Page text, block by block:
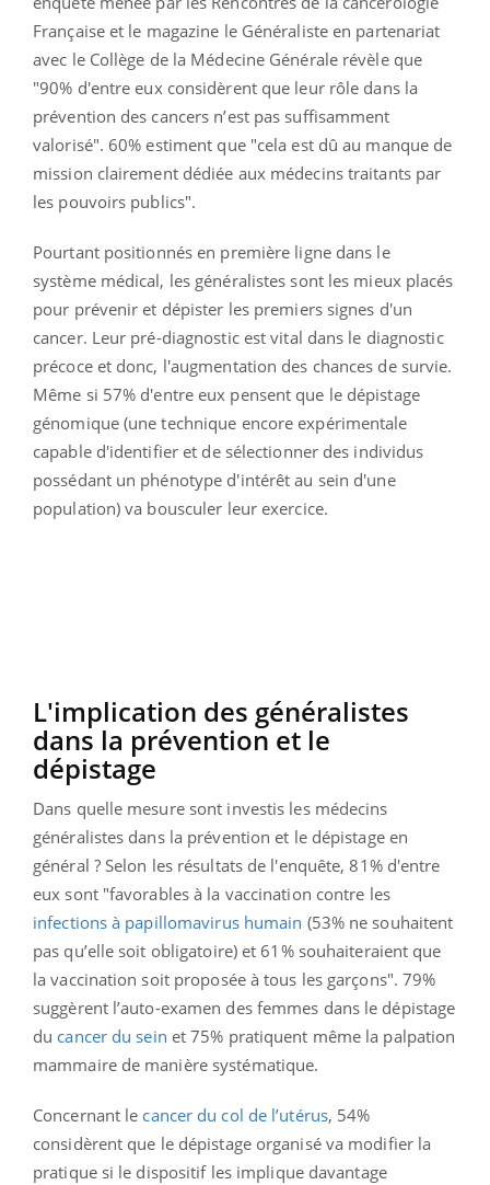
Française et le magazine le Généraliste en partenariat
avec le Collège de la Médecine Générale révèle que
"90% d'entre eux considèrent que leur rôle dans la
prévention des cancers n’est pas suffisamment
valorisé". 60% estiment que "cela est dû au manque de
mission clairement dédiée aux médecins traitants par
les pouvoirs publics".
Pourtant positionnés en première ligne dans le
système médical, les généralistes sont les mieux placés
pour prévenir et dépister les premiers signes d'un
cancer. Leur pré-diagnostic est vital dans le diagnostic
précoce et donc, l'augmentation des chances de survie.
Même si 57% d'entre eux pensent que le dépistage
génomique (une technique encore expérimentale
capable d'identifier et de sélectionner des individus
possédant un phénotype d'intérêt au sein d'une
population) va bousculer leur exercice.
L'implication des généralistes
dans la prévention et le
dépistage
Dans quelle mesure sont investis les médecins
généralistes dans la prévention et le dépistage en
général ? Selon les résultats de l'enquête, 81%d'entre
eux sont "favorables à la vaccination contre les
infections à papillomavirus humain (53% ne souhaitent
pas qu’elle soit obligatoire) et 61% souhaiteraient que
la vaccination soit proposée à tous les garçons".79%
suggèrent l’auto-examen des femmes dans le dépistage
du cancer du sein et 75% pratiquent même la palpation
mammaire de manière systématique.
Concernant le cancer du col de l’utérus, 54%
considèrent que le dépistage organisé va modifier la
pratique si le dispositif les implique davantage